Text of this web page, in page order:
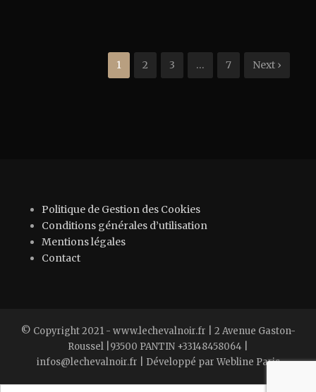
1 2 3 … 7 Next ›
Politique de Gestion des Cookies
Conditions générales d’utilisation
Mentions légales
Contact
© Copyright 2021 - www.lechevalnoir.fr | 2 Avenue Gaston-
Roussel |93500 PANTIN +33148458064 |
infos@lechevalnoir.fr | Développé par Webline Paris